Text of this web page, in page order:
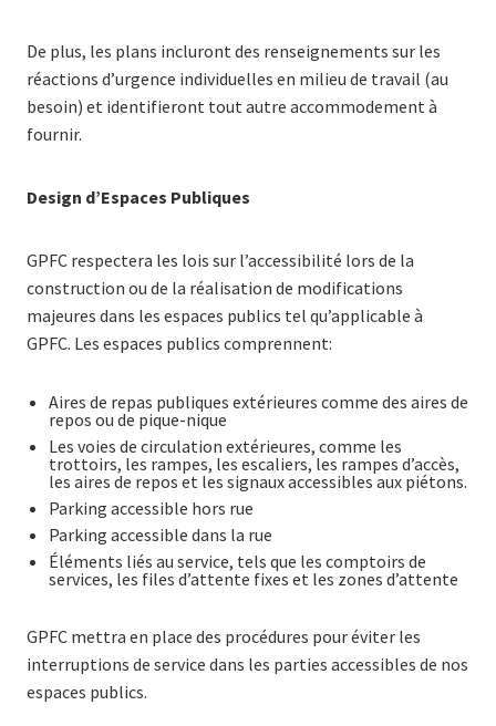
De plus, les plans incluront des renseignements sur les
réactions d’urgence individuelles en milieu de travail (au
besoin) et identifieront tout autre accommodement à
fournir.
Design d’Espaces Publiques
GPFC respectera les lois sur l’accessibilité lors de la
construction ou de la réalisation de modifications
majeures dans les espaces publics tel qu’applicable à
GPFC. Les espaces publics comprennent:
Aires de repas publiques extérieures comme des aires de
repos ou de pique-nique
Les voies de circulation extérieures, comme les
trottoirs, les rampes, les escaliers, les rampes d’accès,
les aires de repos et les signaux accessibles aux piétons.
Parking accessible hors rue
Parking accessible dans la rue
Éléments liés au service, tels que les comptoirs de
services, les files d’attente fixes et les zones d’attente
GPFC mettra en place des procédures pour éviter les
interruptions de service dans les parties accessibles de nos
espaces publics.